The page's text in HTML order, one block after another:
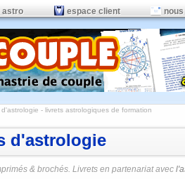
astro espace client
d'astrologie - livrets astrologiques de formation
d'astrologie
& brochés. Livrets en partenariat avec